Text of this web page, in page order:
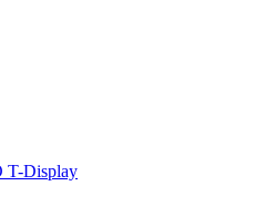
Display